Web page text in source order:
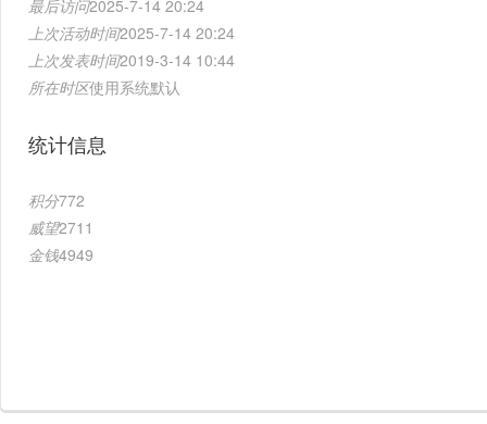
最后访问2025-7-14 20:24
上次活动时间2025-7-14 20:24
上次发表时间2019-3-14 10:44
所在时区使用系统默认
统计信息
积分772
威望2711
金钱4949